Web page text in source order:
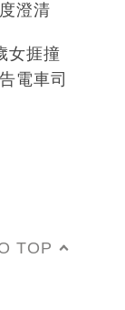
澄清
女捱撞
電車司
TOP